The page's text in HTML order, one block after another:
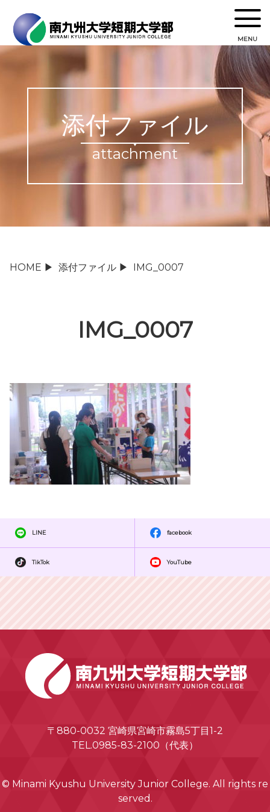
MENU
添付ファイル
attachment
HOME ▶ 添付ファイル ▶ IMG_0007
IMG_0007
LINE facebook
TikTok YouTube
〒880-0032 宮崎県宮崎市霧島5丁目1-2
TEL.0985-83-2100（代表）
© Minami Kyushu University Junior College. All rights re
served.